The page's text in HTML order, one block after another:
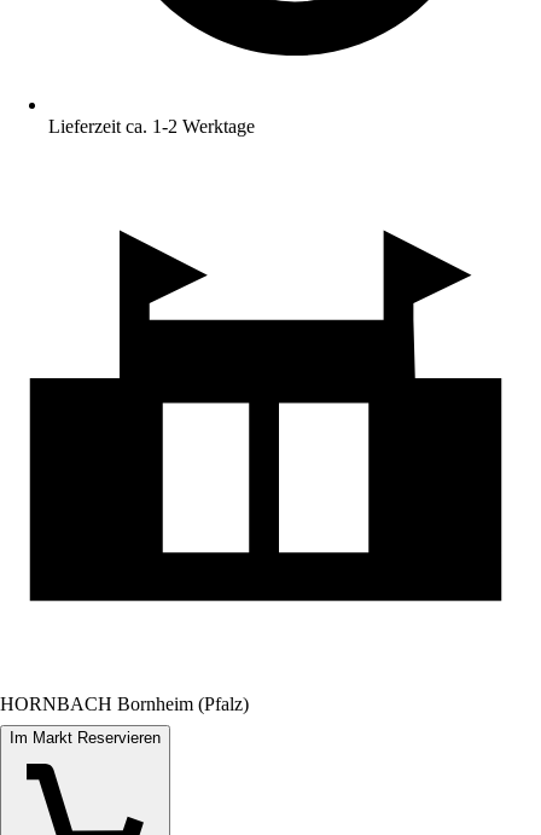
Lieferzeit ca. 1-2 Werktage
HORNBACH Bornheim (Pfalz)
Im Markt Reservieren